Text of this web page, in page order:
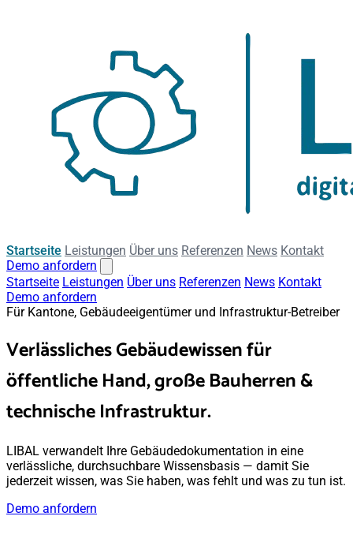
Startseite Leistungen Über uns Referenzen News Kontakt
Demo anfordern
Startseite Leistungen Über uns Referenzen News Kontakt
Demo anfordern
Für Kantone, Gebäudeeigentümer und Infrastruktur-Betreiber
Verlässliches Gebäudewissen für
öffentliche Hand, große Bauherren &
technische Infrastruktur.
LIBAL verwandelt Ihre Gebäudedokumentation in eine
verlässliche, durchsuchbare Wissensbasis — damit Sie
jederzeit wissen, was Sie haben, was fehlt und was zu tun ist.
Demo anfordern